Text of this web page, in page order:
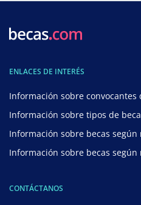
ENLACES DE INTERÉS
Información sobre convocantes
Información sobre tipos de
Información sobre becas según
Información sobre becas según
CONTÁCTANOS